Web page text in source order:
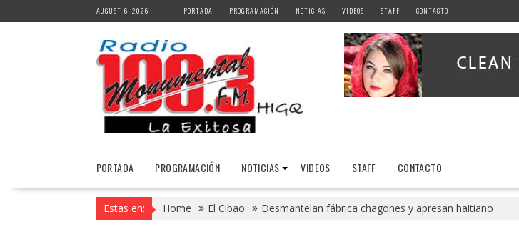
to
AUGUST 6, 2026 PORTADA PROGRAMACIÓN NOTICIAS VIDEOS STAFF CONTACTO
PORTADA PROGRAMACIÓN NOTICIAS VIDEOS STAFF CONTACTO
Estas en: Home El Cibao Desmantelan fábrica chagones y apresan haitiano